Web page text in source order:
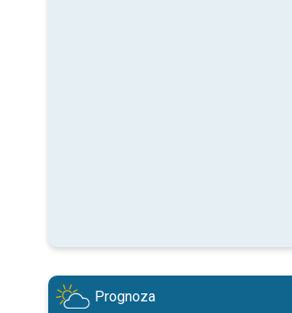
Prognoza